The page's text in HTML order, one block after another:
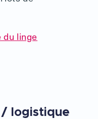
linge
/ logistique